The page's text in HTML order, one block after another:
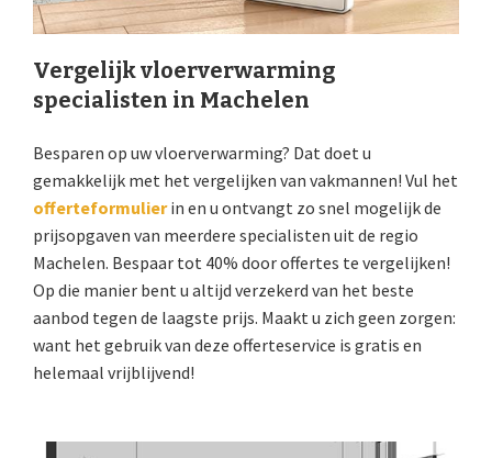
Vergelijk vloerverwarming
specialisten in Machelen
Besparen op uw vloerverwarming? Dat doet u
gemakkelijk met het vergelijken van vakmannen! Vul het
offerteformulierin en u ontvangt zo snel mogelijk de
prijsopgaven van meerdere specialisten uit de regio
Machelen. Bespaar tot 40% door offertes te vergelijken!
Op die manier bent u altijd verzekerd van het beste
aanbod tegen de laagste prijs. Maakt u zich geen zorgen:
want het gebruik van deze offerteservice is gratis en
helemaal vrijblijvend!